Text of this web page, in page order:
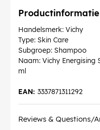
Productinformatie
Handelsmerk: Vichy
Type: Skin Care
Subgroep: Shampoo
Naam: Vichy Energising
ml
3337871311292
EAN:
Reviews & Questions/